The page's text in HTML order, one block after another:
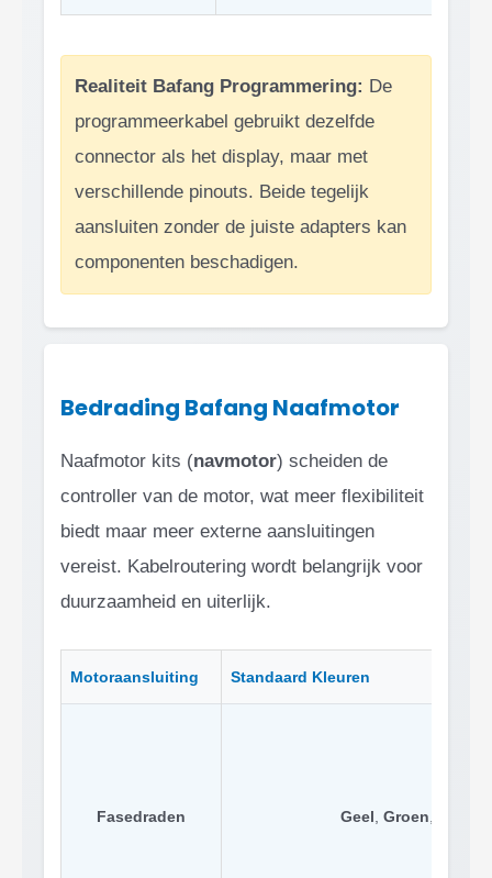
Realiteit Bafang Programmering: De
programmeerkabel gebruikt dezelfde
connector als het display, maar met
verschillende pinouts. Beide tegelijk
aansluiten zonder de juiste adapters kan
componenten beschadigen.
Bedrading Bafang Naafmotor
Naafmotor kits (navmotor) scheiden de
controller van de motor, wat meer flexibiliteit
biedt maar meer externe aansluitingen
vereist. Kabelroutering wordt belangrijk voor
duurzaamheid en uiterlijk.
Motoraansluiting Standaard Kleuren
Fasedraden Geel Groen